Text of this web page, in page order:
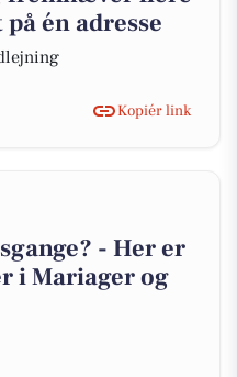
én adresse
Kopiér link
- Her er
i Mariager og